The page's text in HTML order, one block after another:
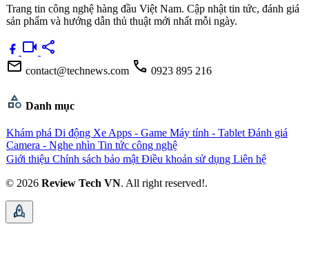
Trang tin công nghệ hàng đầu Việt Nam. Cập nhật tin tức, đánh giá
sản phẩm và hướng dẫn thủ thuật mới nhất mỗi ngày.
videocam share
mail contact@technews.com call 0923 895 216
category Danh mục
Khám phá Di động Xe Apps - Game Máy tính - Tablet Đánh giá
Camera - Nghe nhìn Tin tức công nghệ
Giới thiệu Chính sách bảo mật Điều khoản sử dụng Liên hệ
© 2026 Review Tech VN. All right reserved!.
rocket